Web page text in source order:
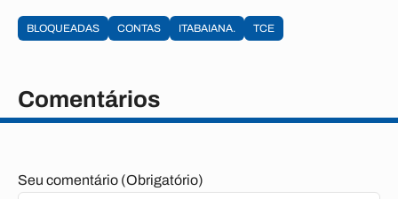
BLOQUEADAS CONTAS ITABAIANA. TCE
Comentários
Seu comentário (Obrigatório)